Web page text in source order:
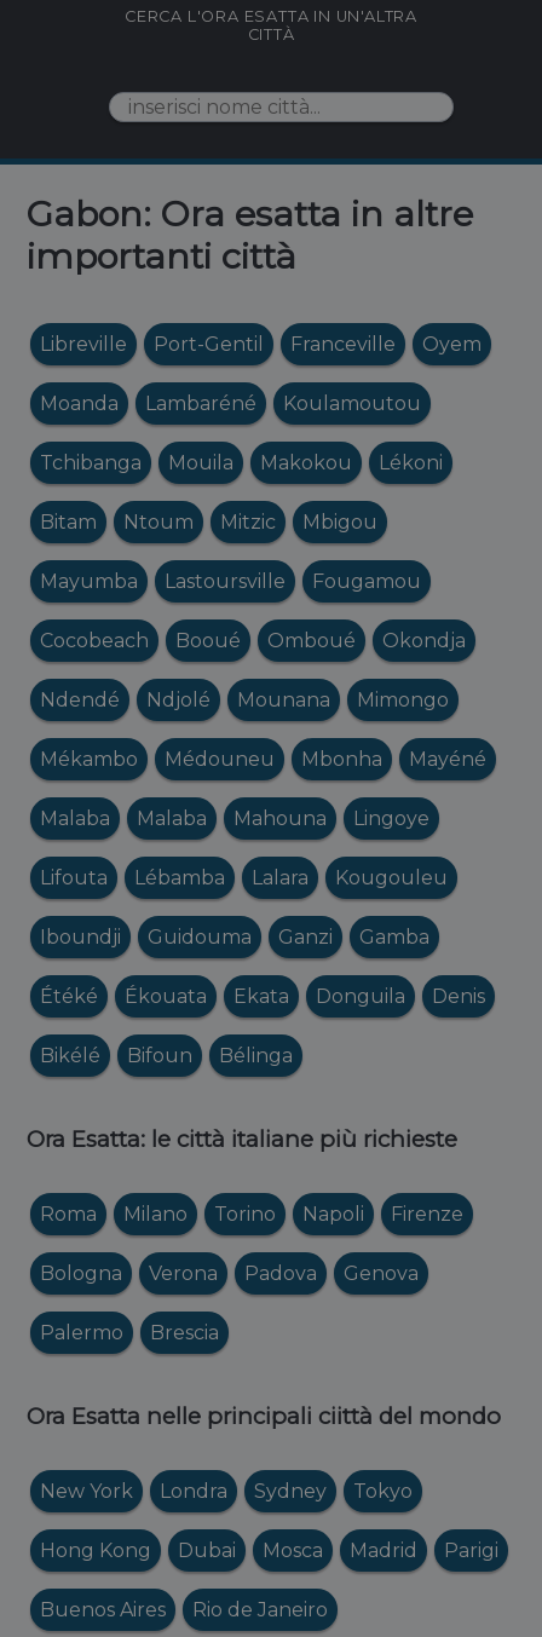
CERCA L'ORA ESATTA IN UN'ALTRA
CITTÀ
Gabon: Ora esatta in altre
importanti città
Libreville Port-Gentil Franceville Oyem
Moanda Lambaréné Koulamoutou
Tchibanga Mouila Makokou Lékoni
Bitam Ntoum Mitzic Mbigou
Mayumba Lastoursville Fougamou
Cocobeach Booué Omboué Okondja
Ndendé Ndjolé Mounana Mimongo
Mékambo Médouneu Mbonha Mayéné
Malaba Malaba Mahouna Lingoye
Lifouta Lébamba Lalara Kougouleu
Iboundji Guidouma Ganzi Gamba
Étéké Ékouata Ekata Donguila Denis
Bikélé Bifoun Bélinga
Ora Esatta: le città italiane più richieste
Roma Milano Torino Napoli Firenze
Bologna Verona Padova Genova
Palermo Brescia
Ora Esatta nelle principali ciittà del mondo
New York Londra Sydney Tokyo
Hong Kong Dubai Mosca Madrid Parigi
Buenos Aires Rio de Janeiro